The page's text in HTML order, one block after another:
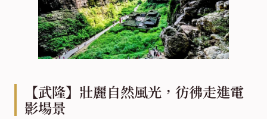
【武隆】壯麗自然風光，彷彿走進電
影場景